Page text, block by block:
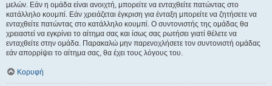
μελών. Εάν η ομάδα είναι ανοιχτή, μπορείτε να ενταχθείτε πατώντας στο
κατάλληλο κουμπί. Εάν χρειάζεται έγκριση για ένταξη μπορείτε να ζητήσετε να
ενταχθείτε πατώντας στο κατάλληλο κουμπί. Ο συντονιστής της ομάδας θα
χρειαστεί να εγκρίνει το αίτημα σας και ίσως σας ρωτήσει γιατί θέλετε να
ενταχθείτε στην ομάδα. Παρακαλώ μην παρενοχλήσετε τον συντονιστή ομάδας
εάν απορρίψει το αίτημα σας, θα έχει τους λόγους του.
Κορυφή